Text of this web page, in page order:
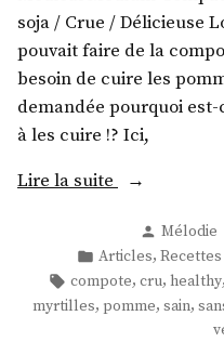
soja / Crue / Délicieuse
pouvait faire de la
besoin de cuire les
demandée pourquoi est-
à les cuire !? Ici,
Lire la suite « Cru-
la
myrtille
Publié
par
Mélodie
Publié
dans
Articles,
Étiquettes :
compote, cru, healthy,
myrtilles, pomme, sain,